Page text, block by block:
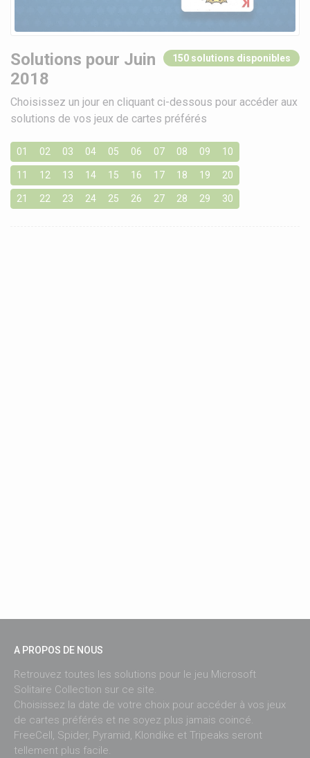
Solutions pour Juin
2018
150 solutions disponibles
Choisissez un jour en cliquant ci-dessous pour accéder aux
solutions de vos jeux de cartes préférés
01 02 03 04 05 06 07 08 09 10
11 12 13 14 15 16 17 18 19 20
21 22 23 24 25 26 27 28 29 30
A PROPOS DE NOUS
Retrouvez toutes les solutions pour le jeu Microsoft
Solitaire Collection sur ce site.
Choisissez la date de votre choix pour accéder à vos jeux
de cartes préférés et ne soyez plus jamais coincé.
FreeCell, Spider, Pyramid, Klondike et Tripeaks seront
tellement plus facile.